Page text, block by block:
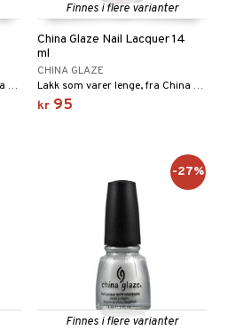
Lakk som varer lenge, fra China Glaze
Finnes i flere varianter
China Glaze Nail Lacquer 14
ml
CHINA GLAZE
Lakk som varer lenge, fra China Glaze
kr 95
Finnes i flere varianter
-27%